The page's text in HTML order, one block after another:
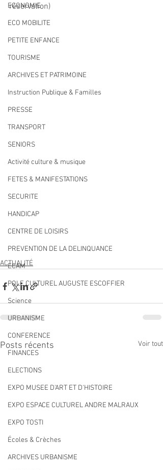
ECONOMIE
ECO MOBILITE
PETITE ENFANCE
TOURISME
ARCHIVES ET PATRIMOINE
Instruction Publique & Familles
PRESSE
TRANSPORT
SENIORS
Activité culture & musique
FETES & MANIFESTATIONS
SECURITE
HANDICAP
CENTRE DE LOISIRS
PREVENTION DE LA DELINQUANCE
ECAM
POLE CULTUREL AUGUSTE ESCOFFIER
Science
URBANISME
CONFERENCE
FINANCES
ELECTIONS
EXPO MUSEE D'ART ET D'HISTOIRE
EXPO ESPACE CULTUREL ANDRE MALRAUX
EXPO TOSTI
Écoles & Crèches
ARCHIVES URBANISME
réservation)
ACTUALITÉ
Posts récents Voir tout